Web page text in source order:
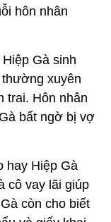
hôn nhân
Gà sinh
xuyên
trai. Hôn nhân
bất ngờ bị vợ
hay Hiệp Gà
cô vay lãi giúp
còn cho biết